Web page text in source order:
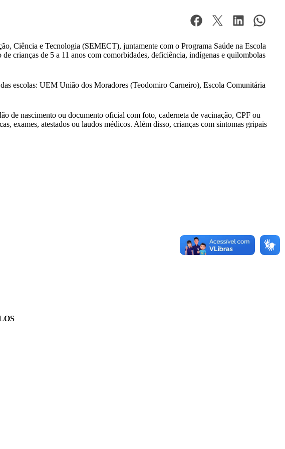
Ciência e Tecnologia (SEMECT), juntamente com o Programa Saúde na Escola
crianças de 5 a 11 anos com comorbidades, deficiência, indígenas e quilombolas
escolas: UEM União dos Moradores (Teodomiro Carneiro), Escola Comunitária
de nascimento ou documento oficial com foto, caderneta de vacinação, CPF ou
exames, atestados ou laudos médicos. Além disso, crianças com sintomas gripais